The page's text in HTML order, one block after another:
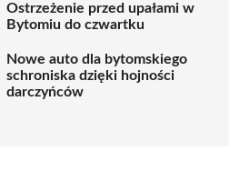
Ostrzeżenie przed upałami w
Bytomiu do czwartku
Nowe auto dla bytomskiego
schroniska dzięki hojności
darczyńców